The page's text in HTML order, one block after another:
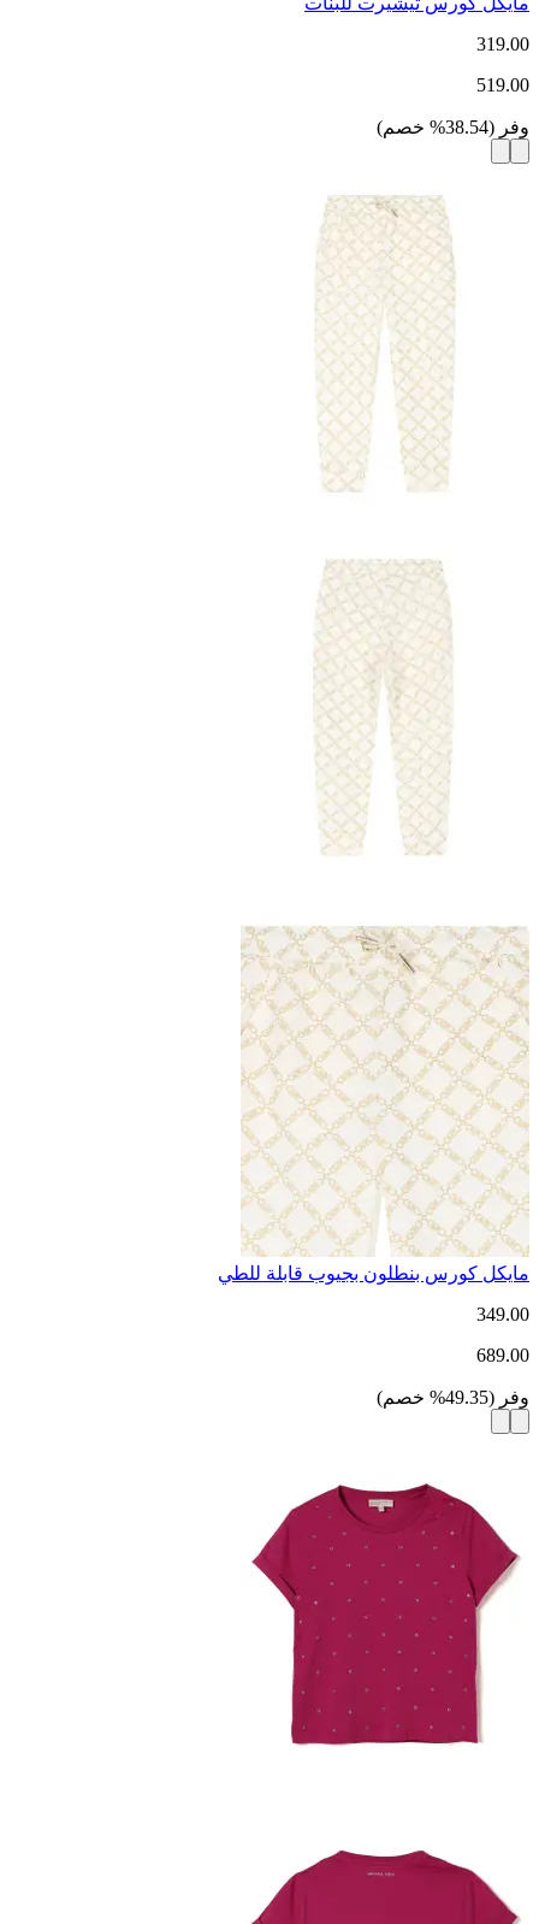
319.00
519.00
وفر (
38.54
% خصم)
مايكل كورس بنطلون بجيوب قابلة للطي
349.00
689.00
وفر (
49.35
% خصم)